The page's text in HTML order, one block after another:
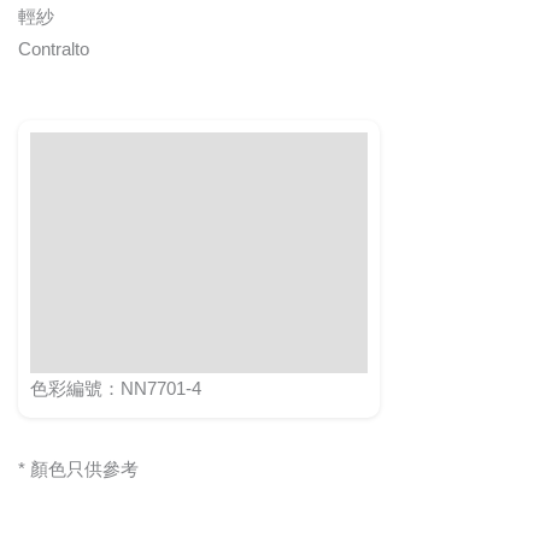
輕紗
Contralto
色彩編號：NN7701-4
* 顏色只供參考